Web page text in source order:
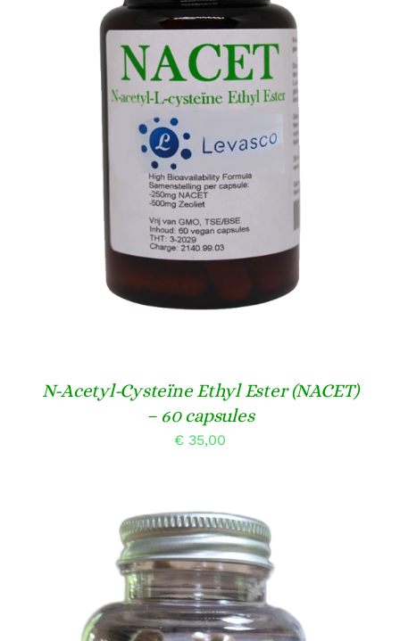
N-Acetyl-Cysteïne Ethyl Ester (NACET)
– 60 capsules
€ 35,00